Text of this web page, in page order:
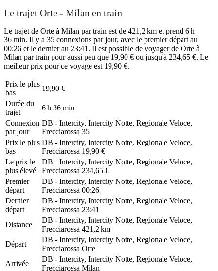
Le trajet Orte - Milan en train
Le trajet de Orte à Milan par train est de 421,2 km et prend 6 h
36 min. Il y a 35 connexions par jour, avec le premier départ au
00:26 et le dernier au 23:41. Il est possible de voyager de Orte à
Milan par train pour aussi peu que 19,90 € ou jusqu'à 234,65 €. Le
meilleur prix pour ce voyage est 19,90 €.
Prix ​​le plus
bas
19,90 €
Durée du
trajet
6 h 36 min
Connexion
par jour
DB - Intercity, Intercity Notte, Regionale Veloce,
Frecciarossa 35
Prix ​​le plus
bas
DB - Intercity, Intercity Notte, Regionale Veloce,
Frecciarossa 19,90 €
Le prix le
plus élevé
DB - Intercity, Intercity Notte, Regionale Veloce,
Frecciarossa 234,65 €
Premier
départ
DB - Intercity, Intercity Notte, Regionale Veloce,
Frecciarossa 00:26
Dernier
départ
DB - Intercity, Intercity Notte, Regionale Veloce,
Frecciarossa 23:41
Distance
DB - Intercity, Intercity Notte, Regionale Veloce,
Frecciarossa 421,2 km
Départ
DB - Intercity, Intercity Notte, Regionale Veloce,
Frecciarossa Orte
Arrivée
DB - Intercity, Intercity Notte, Regionale Veloce,
Frecciarossa Milan